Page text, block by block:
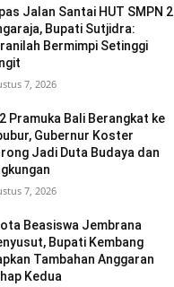
Jalan Santai HUT SMPN 2
Bupati Sutjidra:
Bermimpi Setinggi
7, 2026
Pramuka Bali Berangkat ke
Gubernur Koster
Jadi Duta Budaya dan
7, 2026
Beasiswa Jembrana
Bupati Kembang
Tambahan Anggaran
Kedua